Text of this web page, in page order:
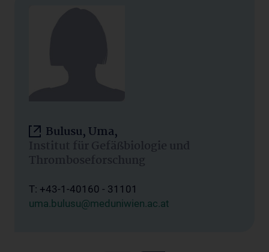
Bulusu, Uma,
Institut für Gefäßbiologie und
Thromboseforschung
T: +43-1-40160 - 31101
uma.bulusu@meduniwien.ac.at